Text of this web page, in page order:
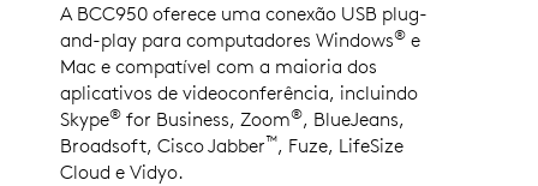
A BCC950 oferece uma conexão USB plug-
and-play para computadores Windows® e
Mac e compatível com a maioria dos
aplicativos de videoconferência, incluindo
Skype® for Business, Zoom®, BlueJeans,
Broadsoft, Cisco Jabber™, Fuze, LifeSize
Cloud e Vidyo.